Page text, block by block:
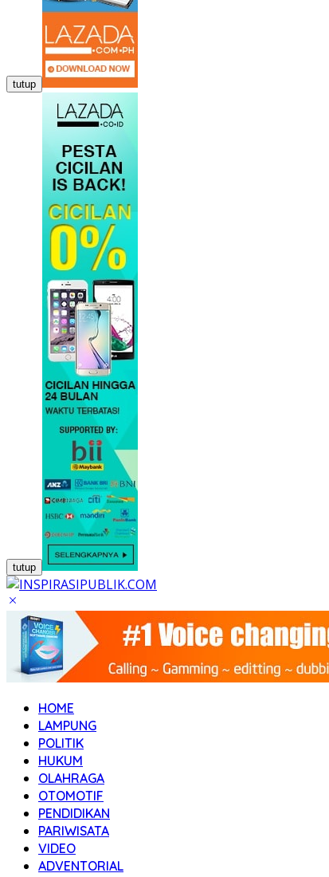
tutup
tutup
HOME
LAMPUNG
POLITIK
HUKUM
OLAHRAGA
OTOMOTIF
PENDIDIKAN
PARIWISATA
VIDEO
ADVENTORIAL